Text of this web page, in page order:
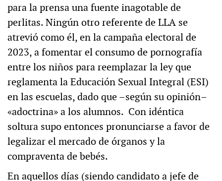
para la prensa una fuente inagotable de
perlitas. Ningún otro referente de LLA se
atrevió como él, en la campaña electoral de
2023, a fomentar el consumo de pornografía
entre los niños para reemplazar la ley que
reglamenta la Educación Sexual Integral (ESI)
en las escuelas, dado que –según su opinión–
«adoctrina» a los alumnos. Con idéntica
soltura supo entonces pronunciarse a favor de
legalizar el mercado de órganos y la
compraventa de bebés.
En aquellos días (siendo candidato a jefe de